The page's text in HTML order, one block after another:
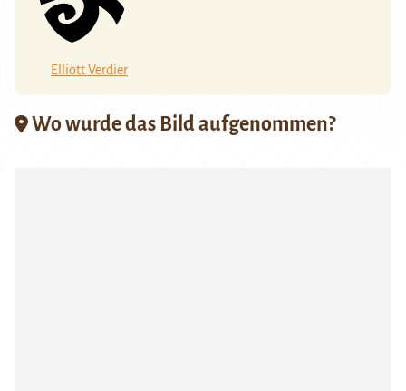
Elliott Verdier
Wo wurde das Bild aufgenommen?